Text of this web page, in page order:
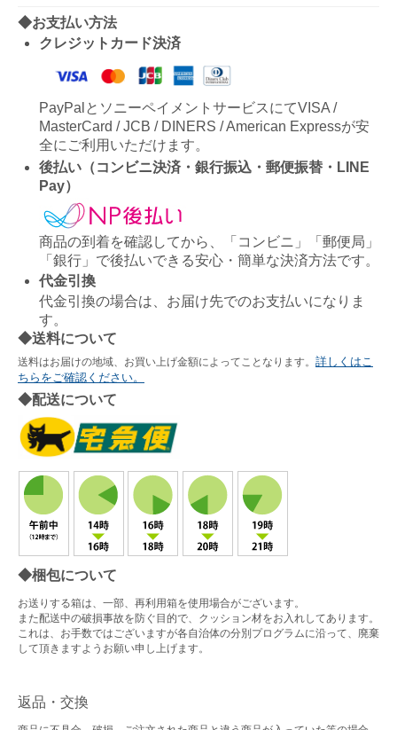
◆お支払い方法
クレジットカード決済
PayPalとソニーペイメントサービスにてVISA /
MasterCard / JCB / DINERS / American Expressが安
全にご利用いただけます。
後払い（コンビニ決済・銀行振込・郵便振替・LINE
Pay）
商品の到着を確認してから、「コンビニ」「郵便局」
「銀行」で後払いできる安心・簡単な決済方法です。
代金引換
代金引換の場合は、お届け先でのお支払いになりま
す。
◆送料について
送料はお届けの地域、お買い上げ金額によってことなります。 詳しくはこ
ちらをご確認ください。
◆配送について
◆梱包について
お送りする箱は、一部、再利用箱を使用場合がございます。
また配送中の破損事故を防ぐ目的で、クッション材をお入れしてあります。
これは、お手数ではございますが各自治体の分別プログラムに沿って、廃棄
して頂きますようお願い申し上げます。
返品・交換